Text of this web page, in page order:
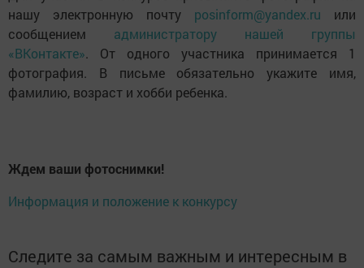
нашу электронную почту posinform@yandex.ru или
сообщением администратору нашей группы
«ВКонтакте». От одного участника принимается 1
фотография. В письме обязательно укажите имя,
фамилию, возраст и хобби ребенка.
Ждем ваши фотоснимки!
Информация и положение к конкурсу
Следите за самым важным и интересным в